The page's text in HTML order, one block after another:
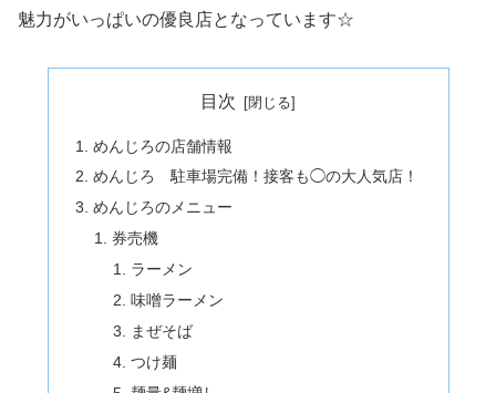
魅力がいっぱいの優良店となっています☆
目次
めんじろの店舗情報
めんじろ 駐車場完備！接客も◯の大人気店！
めんじろのメニュー
券売機
ラーメン
味噌ラーメン
まぜそば
つけ麺